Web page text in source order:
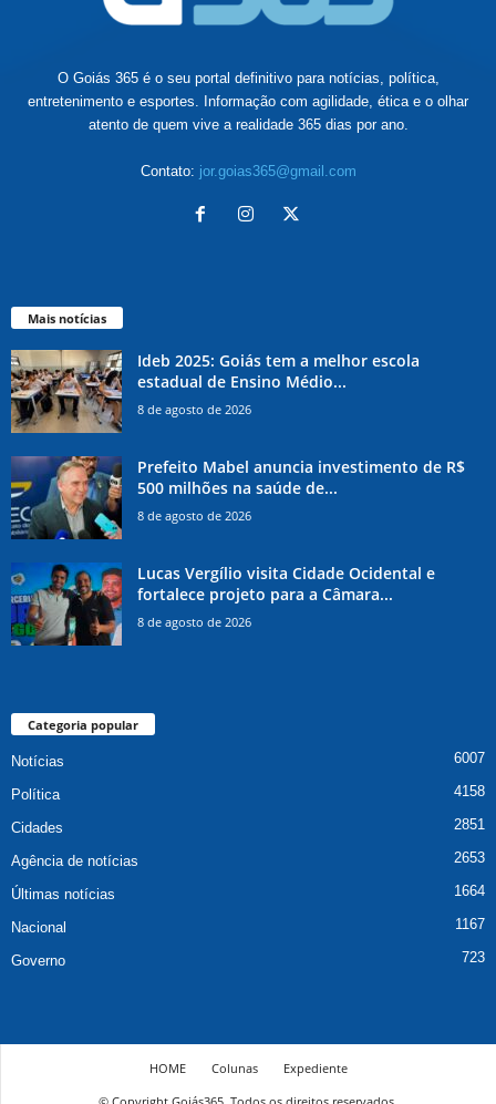
O Goiás 365 é o seu portal definitivo para notícias, política,
entretenimento e esportes. Informação com agilidade, ética e o olhar
atento de quem vive a realidade 365 dias por ano.
Contato: jor.goias365@gmail.com
Mais notícias
Ideb 2025: Goiás tem a melhor escola
estadual de Ensino Médio...
8 de agosto de 2026
Prefeito Mabel anuncia investimento de R$
500 milhões na saúde de...
8 de agosto de 2026
Lucas Vergílio visita Cidade Ocidental e
fortalece projeto para a Câmara...
8 de agosto de 2026
Categoria popular
Notícias 6007
Política 4158
Cidades 2851
Agência de notícias 2653
Últimas notícias 1664
Nacional 1167
Governo 723
HOME Colunas
Expediente